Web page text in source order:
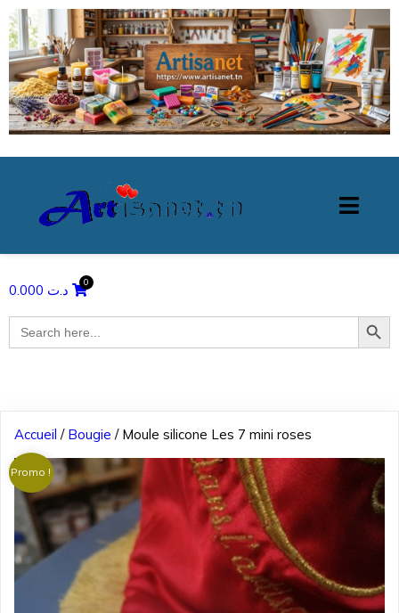
د.ت
Search
for:
Search Button
Accueil / Bougie / Moule silicone Les 7 mini roses
Promo !